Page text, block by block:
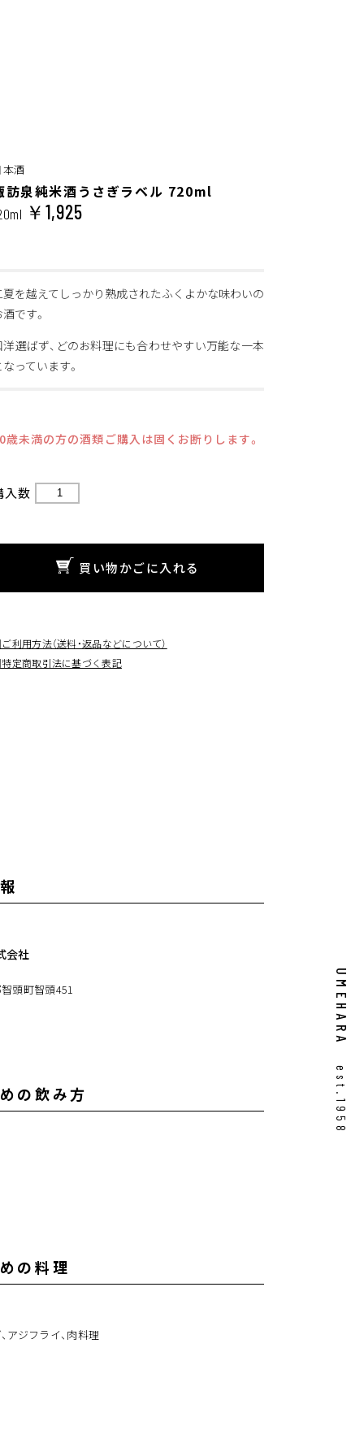
UMEHARA
est.1958
本酒
訪泉純米酒うさぎラベル 720ml
￥1,925
夏を越えてしっかり熟成されたふくよかな味わいの
です。
洋選ばず、どのお料理にも合わせやすい万能な一本
っています。
歳未満の方の酒類ご購入は固くお断りします。
入数
買い物かごに入れる
利用方法（送料・返品などについて）
定商取引法に基づく表記
会社
頭町智頭451
の飲み方
の料理
アジフライ、肉料理